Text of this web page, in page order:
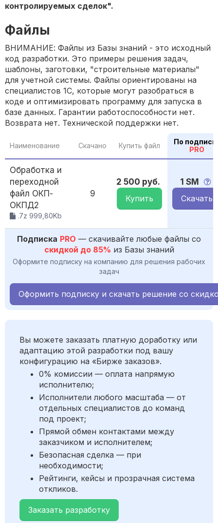
контролируемых сделок".
Файлы
ВНИМАНИЕ: Файлы из Базы знаний - это исходный
код разработки. Это примеры решения задач,
шаблоны, заготовки, "строительные материалы"
для учетной системы. Файлы ориентированы на
специалистов 1С, которые могут разобраться в
коде и оптимизировать программу для запуска в
базе данных. Гарантии работоспособности нет.
Возврата нет. Технической поддержки нет.
Наименование Скачано Купить файл
По
PRO
Обработка и
переходной
файл ОКП-
ОКПД2
.7z 999,80Kb
9
2 500 руб.
Купить
1 SM
Скачать
Подписка PRO — скачивайте любые файлы со
скидкой до 85% из Базы знаний
Оформите подписку на компанию для решения рабочих
задач
Оформить подписку и скачать решение со
Вы можете заказать платную доработку или
адаптацию этой разработки под вашу
конфигурацию на «Бирже заказов».
0% комиссии — оплата напрямую
исполнителю;
Исполнители любого масштаба — от
отдельных специалистов до команд
под проект;
Прямой обмен контактами между
заказчиком и исполнителем;
Безопасная сделка — при
необходимости;
Рейтинги, кейсы и прозрачная система
откликов.
Заказать разработку